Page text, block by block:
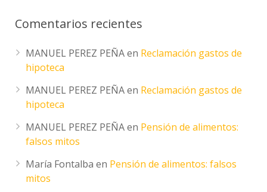
Comentarios recientes
MANUEL PEREZ PEÑAen Reclamación gastos de
hipoteca
MANUEL PEREZ PEÑAen Reclamación gastos de
hipoteca
MANUEL PEREZ PEÑAen Pensión de alimentos:
falsos mitos
María Fontalba en Pensión de alimentos: falsos
mitos